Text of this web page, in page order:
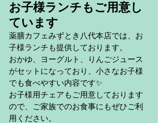
お子様ランチもご用意し
ています
薬膳カフェみずとき八代本店では、お
子様ランチも提供しております。
おかゆ、ヨーグルト、りんごジュース
がセットになっており、小さなお子様
でも食べやすい内容です✨
お子様用チェアもご用意しております
ので、ご家族でのお食事にもぜひご利
用ください。